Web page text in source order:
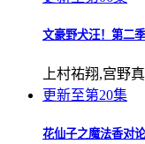
文豪野犬汪！第二季
上村祐翔,宫野
更新至第20集
花仙子之魔法香对论